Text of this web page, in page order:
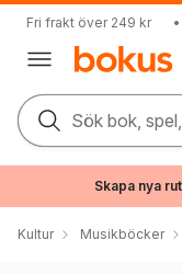
Fri frakt över 249 kr •
Sök bok,
Skapa nya
Kultur Musikböcker